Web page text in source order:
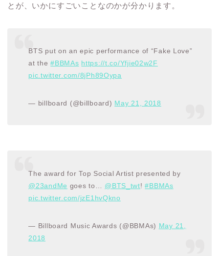
とが、いかにすごいことなのかが分かります。
BTS put on an epic performance of “Fake Love”
at the#BBMAs https://t.co/Yfjie02w2F
pic.twitter.com/8jPh89Oypa
— billboard (@billboard) May 21, 2018
The award for Top Social Artist presented by
@23andMe goes to… @BTS_twt!#BBMAs
pic.twitter.com/jzE1hvQkno
— Billboard Music Awards (@BBMAs) May 21,
2018